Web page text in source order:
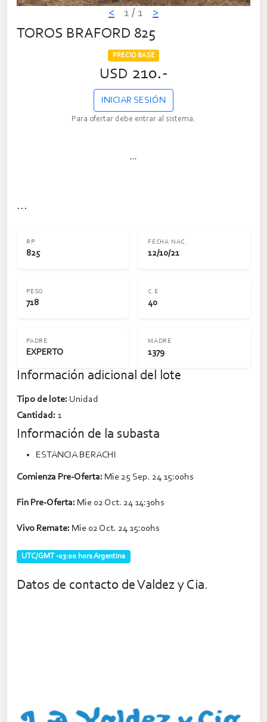
< 1 / 1 >
TOROS BRAFORD 825
PRECIO BASE
USD 210.-
INICIAR SESIÓN
Para ofertar debe entrar al sistema.
...
...
RP
825
FECHA NAC.
12/10/21
PESO
718
C.E
40
PADRE
EXPERTO
MADRE
1379
Información adicional del lote
Tipo de lote: Unidad
Cantidad: 1
Información de la subasta
ESTANCIA BERACHI
Comienza Pre-Oferta: Mie 25 Sep. 24 15:00hs
Fin Pre-Oferta: Mie 02 Oct. 24 14:30hs
Vivo Remate: Mie 02 Oct. 24 15:00hs
UTC/GMT -03:00 hora Argentina
Datos de contacto de Valdez y Cia.